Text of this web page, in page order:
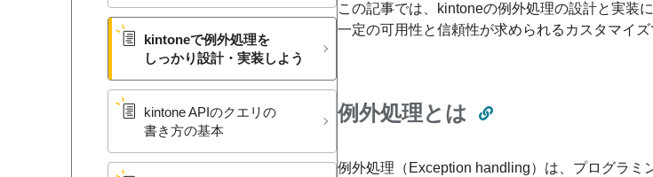
kintoneで​例外処理を​
しっかり設計・​実装しよう
kintone APIの​クエリの​
書き方の​基本
この記事では、kintoneの例外処理の設計と実装
一定の可用性と信頼性が求められるカスタマイ
例外処理とは
例外処理（Exception handling）は、プログラミ